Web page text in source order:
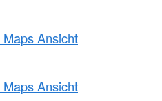
Ansicht
Ansicht